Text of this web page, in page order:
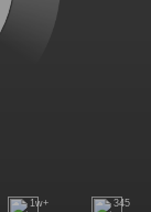
1w+ 345